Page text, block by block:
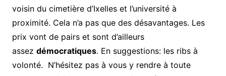
voisin du cimetière d’Ixelles et l’université à
proximité. Cela n’a pas que des désavantages. Les
prix vont de pairs et sont d’ailleurs
assez démocratiques. En suggestions: les ribs à
volonté. N’hésitez pas à vous y rendre à toute